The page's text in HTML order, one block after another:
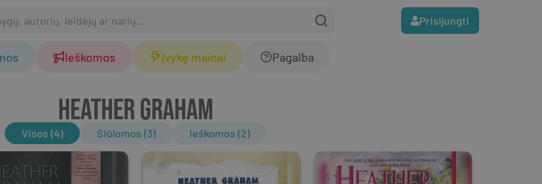
Prisijungti
Ieškomos Įvykę mainai Pagalba
HEATHER GRAHAM
Visos (4) Siūlomos (3) Ieškomos (2)